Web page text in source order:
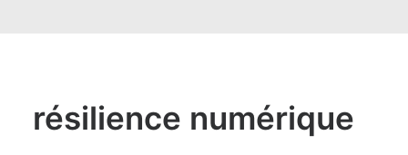
résilience numérique